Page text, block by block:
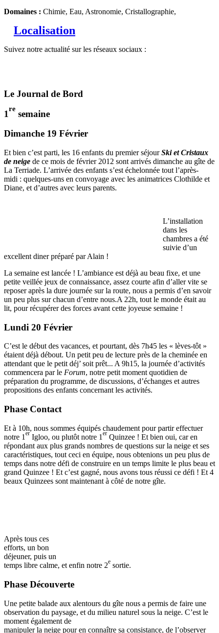
Domaines : Chimie, Eau, Astronomie, Cristallographie,
Localisation
Suivez notre actualité sur les réseaux sociaux :
Le Journal de Bord
1re semaine
Dimanche 19 Février
Et bien c’est parti, les 16 enfants du premier séjourSki et Cristaux
de neige de ce mois de février 2012 sont arrivés dimanche au gîte de
La Terriade. L’arrivée des enfants s’est échelonnée tout l’après-
midi : quelques-uns en convoyage avec les animatrices Clothilde et
Diane, et d’autres avec leurs parents.
L’installation
dans les
chambres a été
suivie d’un
excellent diner préparé par Alain !
La semaine est lancée ! L’ambiance est déjà au beau fixe, et une
petite veillée jeux de connaissance, assez courte afin d’aller vite se
reposer après la dure journée sur la route, nous a permis d’en savoir
un peu plus sur chacun d’entre nous.A 22h, tout le monde était au
lit, pour récupérer des forces avant cette joyeuse semaine !
Lundi 20 Février
C’est le début des vacances, et pourtant, dès 7h45 les « lèves-tôt »
étaient déjà débout. Un petit peu de lecture près de la cheminée en
attendant que le petit déj’ soit prêt... A 9h15, la journée d’activités
commencera par le Forum, notre petit moment quotidien de
préparation du programme, de discussions, d’échanges et autres
propositions des enfants concernant les activités.
Phase Contact
Et à 10h, nous sommes équipés chaudement pour partir effectuer
notre 1 er Igloo, ou plutôt notre 1 er Quinzee ! Et bien oui, car en
répondant aux plus grands nombres de questions sur la neige et ses
caractéristiques, tout ceci en équipe, nous obtenions un peu plus de
temps dans notre défi de construire en un temps limite le plus beau et
grand Quinzee ! Et c’est gagné, nous avons tous réussi ce défi ! Et 4
beaux Quinzees sont maintenant à côté de notre gîte.
Après tous ces
efforts, un bon
déjeuner, puis un
temps libre calme, et enfin notre 2e sortie.
Phase Découverte
Une petite balade aux alentours du gîte nous a permis de faire une
observation du paysage, et du milieu naturel sous la neige. C’est le
moment également de
manipuler la neige pour en connaître sa consistance, de l’observer